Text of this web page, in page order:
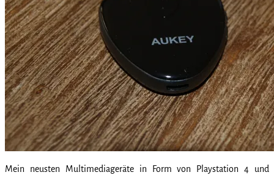
Mein neusten Multimediageräte in Form von Playstation 4 und